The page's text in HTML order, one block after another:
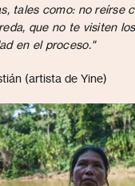
tales como: no reírse
que no te visiten
en el proceso."
(artista de Yine)